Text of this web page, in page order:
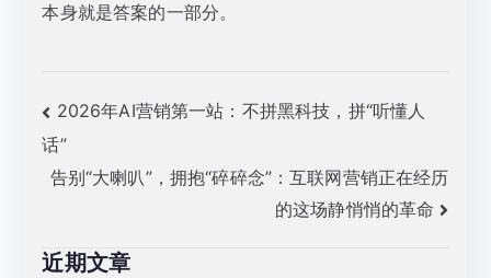
本身就是答案的一部分。
文
章
航
2026年AI营销第一站：不拼黑科技，拼“听懂人
话”
告别“大喇叭”，拥抱“碎碎念”：互联网营销正在经历
的这场静悄悄的革命
近期文章